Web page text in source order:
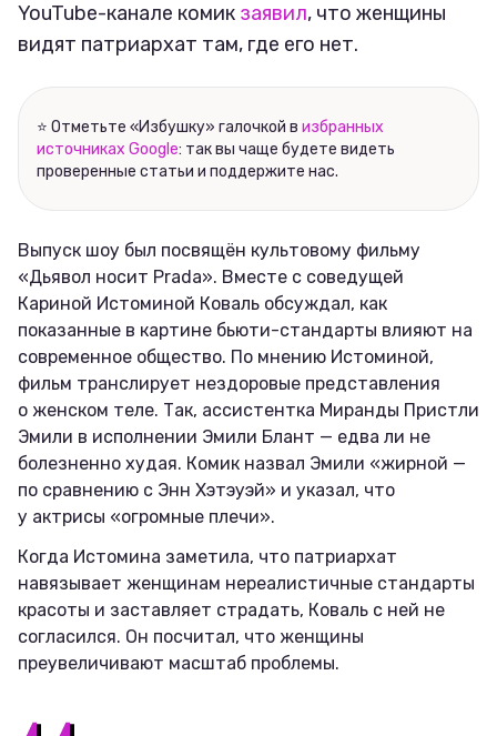
YouTube-канале комик заявил, что женщины
видят патриархат там, где его нет.
⭐ Отметьте «Избушку» галочкой в избранных
источниках Google: так вы чаще будете видеть
проверенные статьи и поддержите нас.
Выпуск шоу был посвящён культовому фильму
«Дьявол носит Prada». Вместе с соведущей
Кариной Истоминой Коваль обсуждал, как
показанные в картине бьюти-стандарты влияют на
современное общество. По мнению Истоминой,
фильм транслирует нездоровые представления
о женском теле. Так, ассистентка Миранды Пристли
Эмили в исполнении Эмили Блант — едва ли не
болезненно худая. Комик назвал Эмили «жирной —
по сравнению с Энн Хэтэуэй» и указал, что
у актрисы «огромные плечи».
Когда Истомина заметила, что патриархат
навязывает женщинам нереалистичные стандарты
красоты и заставляет страдать, Коваль с ней не
согласился. Он посчитал, что женщины
преувеличивают масштаб проблемы.